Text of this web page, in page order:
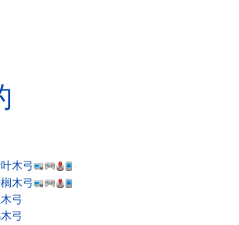
木弓
木弓
弓
弓